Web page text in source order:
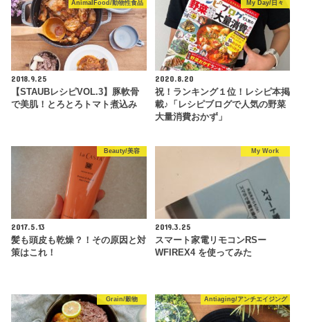
AnimalFood/動物性食品
2018.9.25
【STAUBレシピVOL.3】豚軟骨
で美肌！とろとろトマト煮込み
My Day/日々
2020.8.20
祝！ランキング１位！レシピ本掲
載♪「レシピブログで人気の野菜
大量消費おかず」
Beauty/美容
2017.5.13
髪も頭皮も乾燥？！その原因と対
策はこれ！
My Work
2019.3.25
スマート家電リモコンRSー
WFIREX4 を使ってみた
Grain/穀物 Antiaging/アンチエイジング